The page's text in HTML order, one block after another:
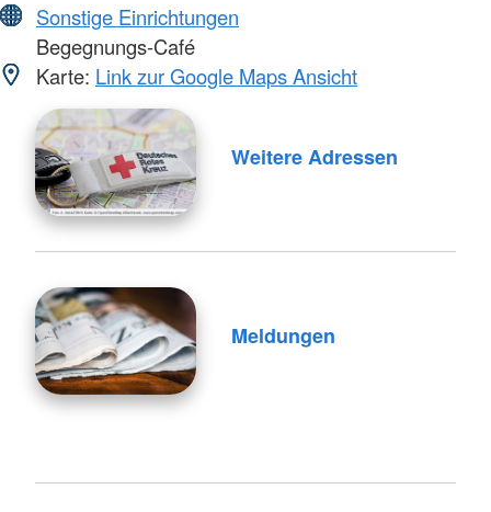
Sonstige Einrichtungen
Begegnungs-Café
Karte: Link zur Google Maps Ansicht
Weitere Adressen
Meldungen